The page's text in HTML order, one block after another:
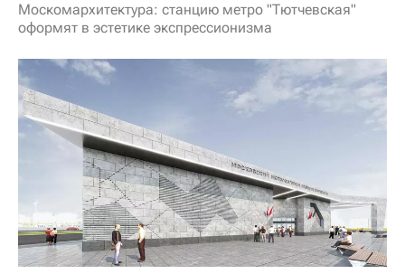
Москомархитектура: станцию метро "Тютчевская"
оформят в эстетике экспрессионизма